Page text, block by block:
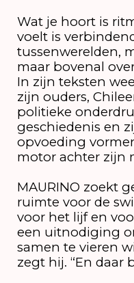
Wat je hoort is
voelt is
tussenwerelden,
maar bovenal
In zijn teksten
zijn ouders,
politieke
geschiedenis en
opvoeding
motor achter zijn
MAURINO zoekt
ruimte voor de
voor het lijf en
een uitnodiging
samen te vieren
zegt hij. “En daar